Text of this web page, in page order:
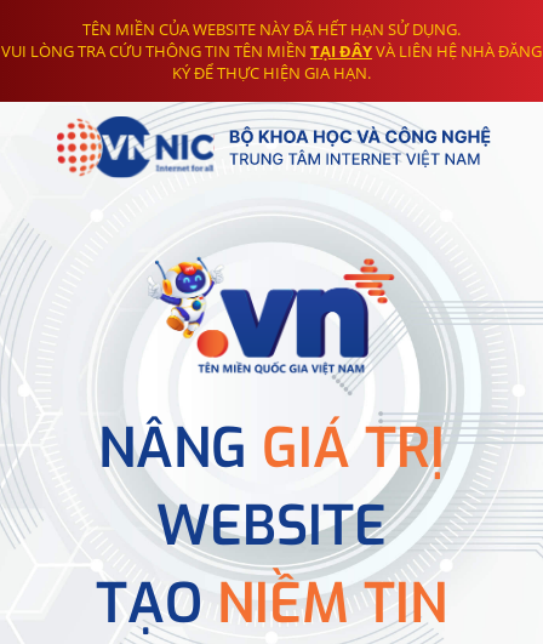
TÊN MIỀN CỦA WEBSITE NÀY ĐÃ HẾT HẠN SỬ DỤNG.
VUI LÒNG TRA CỨU THÔNG TIN TÊN MIỀN TẠI ĐÂYVÀ LIÊN HỆ NHÀ ĐĂNG
KÝ ĐỂ THỰC HIỆN GIA HẠN.
NÂNG GIÁ TRỊ
WEBSITE
TẠONIỀM TIN